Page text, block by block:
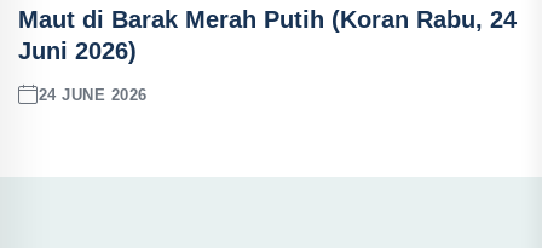
Maut di Barak Merah Putih (Koran Rabu, 24
Juni 2026)
24 JUNE 2026